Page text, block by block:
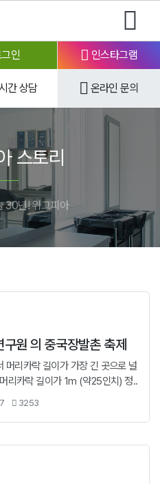
인 인스타그램
간 상담 온라인 문의
스토리
30년! 위그피아
원 의 중국장발촌 축제
머리카락 길이가 가장 긴 곳으로 널
리카락 길이가 1m (약25인치) 정..
3253